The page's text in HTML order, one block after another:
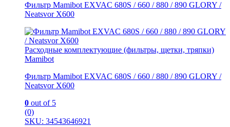
Фильтр Mamibot EXVAC 680S / 660 / 880 / 890 GLORY /
Neatsvor X600
Расходные комплектующие (фильтры, щетки, тряпки)
Mamibot
Фильтр Mamibot EXVAC 680S / 660 / 880 / 890 GLORY /
Neatsvor X600
0 out of 5
(0)
SKU: 34543646921